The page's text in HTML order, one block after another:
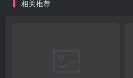
相关推荐